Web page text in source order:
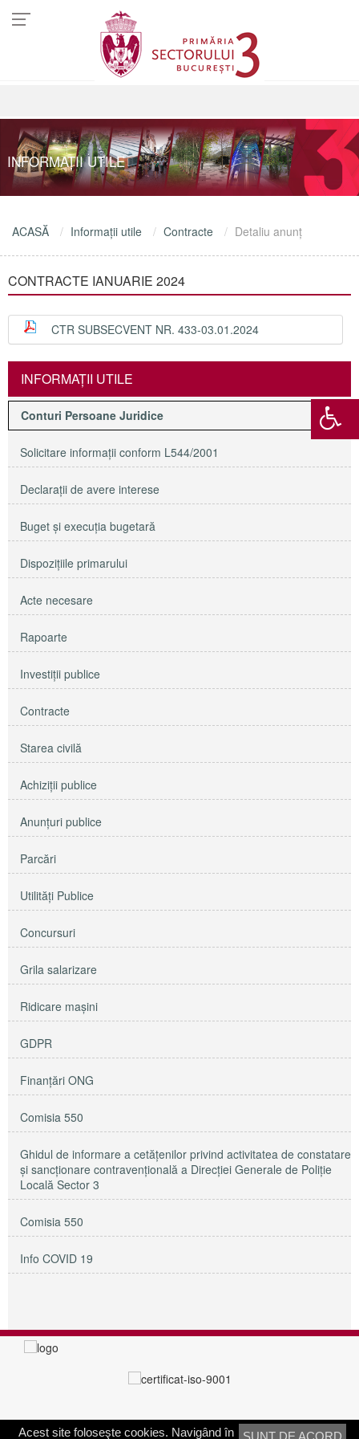
INFORMAŢII UTILE
ACASĂ Informaţii utile Contracte Detaliu anunţ
CONTRACTE IANUARIE 2024
CTR SUBSECVENT NR. 433-03.01.2024
INFORMAŢII UTILE
Conturi Persoane Juridice
Solicitare informaţii conform L544/2001
Declaraţii de avere interese
Buget şi execuţia bugetară
Dispoziţiile primarului
Acte necesare
Rapoarte
Investiţii publice
Contracte
Starea civilă
Achiziţii publice
Anunţuri publice
Parcări
Utilităţi Publice
Concursuri
Grila salarizare
Ridicare maşini
GDPR
Finanțări ONG
Comisia 550
Ghidul de informare a cetățenilor privind activitatea de constatare
și sancționare contravențională a Direcției Generale de Poliție
Locală Sector 3
Comisia 550
Info COVID 19
SUNT DE ACORD
Acest site foloseşte cookies. Navigând în